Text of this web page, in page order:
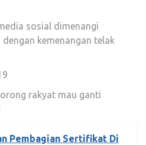
sosial dimenangi
kemenangan telak
rakyat mau ganti
Pembagian Sertifikat Di